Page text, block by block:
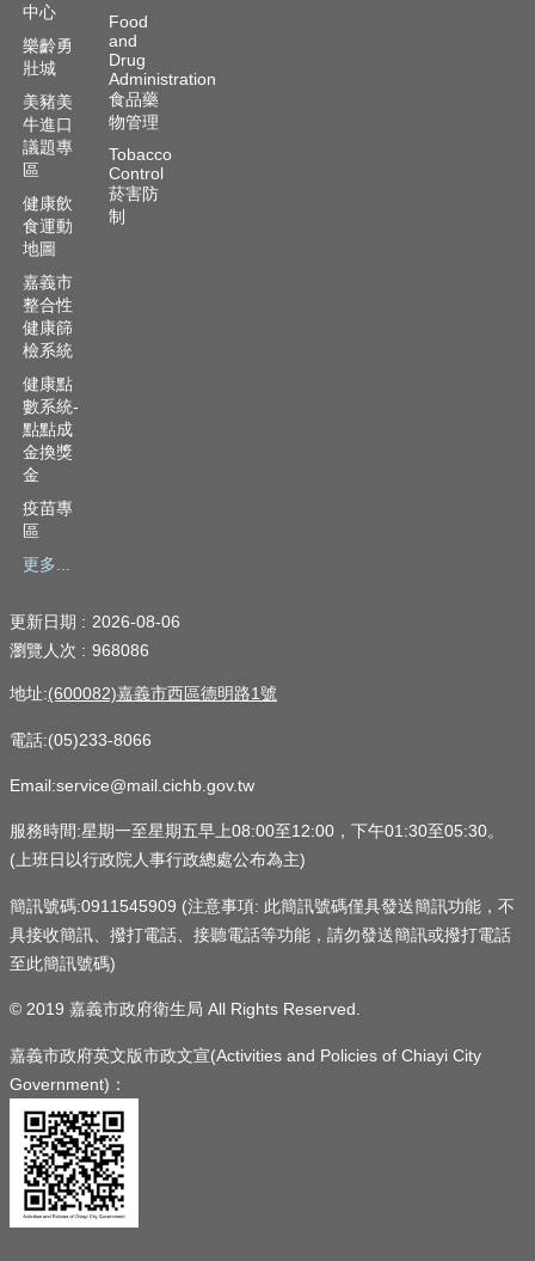
中心
樂齡勇
壯城
美豬美
牛進口
議題專
區
健康飲
食運動
地圖
嘉義市
整合性
健康篩
檢系統
健康點
數系統-
點點成
金換獎
金
疫苗專
區
更多...
Food
and
Drug
Administration
食品藥
物管理
Tobacco
Control
菸害防
制
更新日期
2026-08-06
瀏覽人次
968086
地址:(600082)嘉義市西區德明路1號
電話:(05)233-8066
Email:service@mail.cichb.gov.tw
服務時間:星期一至星期五早上08:00至12:00，下午01:30至05:30。
(上班日以行政院人事行政總處公布為主)
簡訊號碼:0911545909 (注意事項: 此簡訊號碼僅具發送簡訊功能，不
具接收簡訊、撥打電話、接聽電話等功能，請勿發送簡訊或撥打電話
至此簡訊號碼)
© 2019 嘉義市政府衛生局 All Rights Reserved.
嘉義市政府英文版市政文宣(Activities and Policies of Chiayi City
Government)：